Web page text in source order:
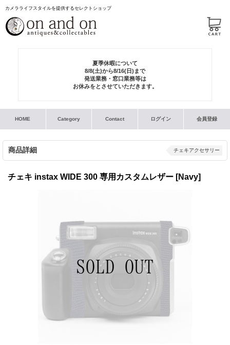
カメラライフスタイルを提供するセレクトショップ
夏季休暇について
8/8(土)から8/16(日)まで
発送業務・窓口業務等は
お休みをとさせていただきます。
HOME Category Contact ログイン 会員登録
商品詳細 チェキアクセサリー
チェキ instax WIDE 300 専用カスタムレザー [Navy]